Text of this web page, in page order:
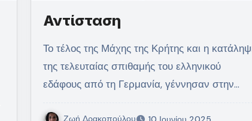
Αντίσταση
Το τέλος της Μάχης της Κρήτης και η κατάληψη
της τελευταίας σπιθαμής του ελληνικού
εδάφους από τη Γερμανία, γέννησαν στην…
Ζωή Δρακοπούλου